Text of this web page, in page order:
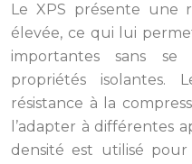
Le XPS présente une
élevée, ce qui lui
importantes sans
propriétés isolantes.
résistance à la
l’adapter à différentes
densité est utilisé pour